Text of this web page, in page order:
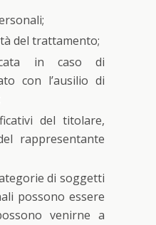
del trattamento;
in caso di
con l’ausilio di
del titolare,
rappresentante
di soggetti
possono essere
venirne a